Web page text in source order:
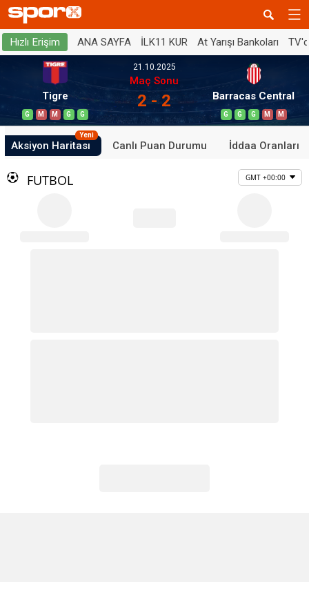
Hızlı Erişim ANA SAYFA İLK11 KUR At Yarışı Bankoları
Tigre
G M M G G
21.10.2025
Maç Sonu
2 - 2 Barracas Central
G G G M M
Aksiyon Haritası
Yeni
Canlı Puan Durumu İddaa Oranları
FUTBOL GMT +00:00